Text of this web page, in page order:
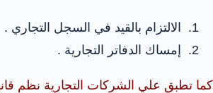
الالتزام بالقيد في السجل التجاري .
إمساك الدفاتر التجارية .
كما تطبق علي الشركات التجارية نظم